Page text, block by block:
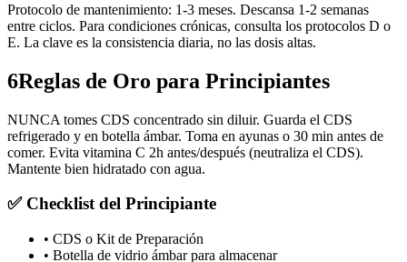
Protocolo de mantenimiento: 1-3 meses. Descansa 1-2 semanas
entre ciclos. Para condiciones crónicas, consulta los protocolos D o
E. La clave es la consistencia diaria, no las dosis altas.
6Reglas de Oro para Principiantes
NUNCA tomes CDS concentrado sin diluir. Guarda el CDS
refrigerado y en botella ámbar. Toma en ayunas o 30 min antes de
comer. Evita vitamina C 2h antes/después (neutraliza el CDS).
Mantente bien hidratado con agua.
✅ Checklist del Principiante
• CDS o Kit de Preparación
• Botella de vidrio ámbar para almacenar